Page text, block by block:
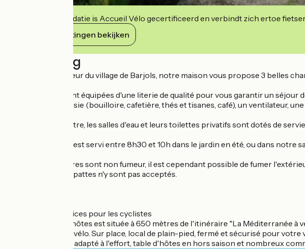
Deze accommodatie is Accueil Vélo gecertificeerd en verbindt zich ertoe
Haar verplichtingen bekijken
Beschrijving
Située en plein cœur du village de Barjols, notre maison vous propose 3 belles
Nos chambres sont équipées d'une literie de qualité pour vous garantir un
plateau de courtoisie (bouilloire, cafetière, thés et tisanes, café), un ventilateur,
Pour votre bien-être, les salles d'eau et leurs toilettes privatifs sont dotés de
Le petit-déjeuner est servi entre 8h30 et 10h dans le jardin en été, ou dans notre
Toutes les chambres sont non fumeur, il est cependant possible de fumer
Nos amis à quatre pattes n'y sont pas acceptés.
Accueil Vélo, services pour les cyclistes
Cette chambre d'hôtes est située à 650 mètres de l'itinéraire "La Méditerranée
plusieurs boucles vélo. Sur place, local de plain-pied, fermé et sécurisé pour
déjeuner complet adapté à l'effort, table d'hôtes en hors saison et nombreux